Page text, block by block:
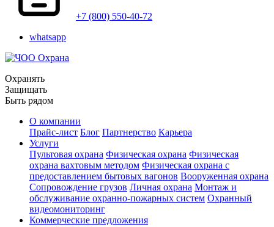
+7 (800) 550-40-72
whatsapp
Охранять
Защищать
Быть рядом
О компании
Прайс-лист Блог Партнерство Карьера
Услуги
Пультовая охрана Физическая охрана Физическая
охрана вахтовым методом Физическая охрана с
предоставлением бытовых вагонов Вооруженная охрана
Сопровождение грузов Личная охрана Монтаж и
обслуживание охранно-пожарных систем Охранный
видеомониторинг
Коммерческие предложения